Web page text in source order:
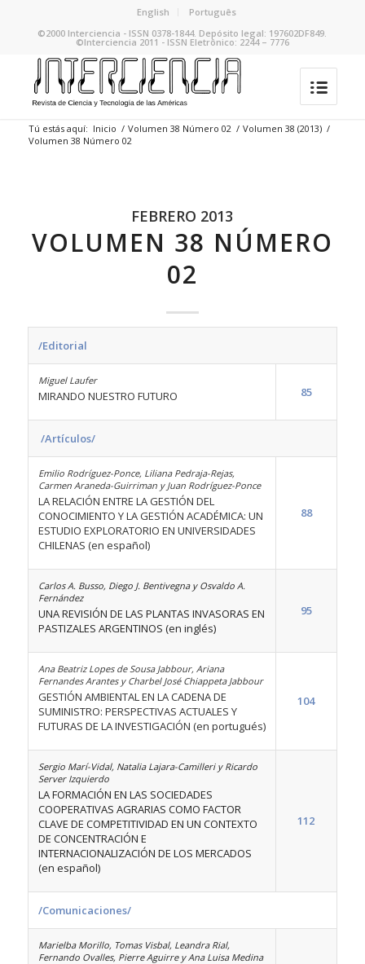
English
Português
©2000 Interciencia - ISSN 0378-1844. Depósito legal: 197602DF849.
©Interciencia 2011 - ISSN Eletrônico: 2244 – 7776
Tú estás aquí: Inicio / Volumen 38 Número 02 / Volumen 38 (2013) /
Volumen 38 Número 02
FEBRERO 2013
VOLUMEN 38 NÚMERO
02
/Editorial
Miguel Laufer
MIRANDO NUESTRO FUTURO 85
/Artículos/
Emilio Rodríguez-Ponce, Liliana Pedraja-Rejas,
Carmen Araneda-Guirriman y Juan Rodríguez-Ponce
LA RELACIÓN ENTRE LA GESTIÓN DEL
CONOCIMIENTO Y LA GESTIÓN ACADÉMICA: UN
ESTUDIO EXPLORATORIO EN UNIVERSIDADES
CHILENAS (en español)
88
Carlos A. Busso, Diego J. Bentivegna y Osvaldo A.
Fernández
UNA REVISIÓN DE LAS PLANTAS INVASORAS EN
PASTIZALES ARGENTINOS (en inglés)
95
Ana Beatriz Lopes de Sousa Jabbour, Ariana
Fernandes Arantes y Charbel José Chiappeta Jabbour
GESTIÓN AMBIENTAL EN LA CADENA DE
SUMINISTRO: PERSPECTIVAS ACTUALES Y
FUTURAS DE LA INVESTIGACIÓN (en portugués)
104
Sergio Marí-Vidal, Natalia Lajara-Camilleri y Ricardo
Server Izquierdo
LA FORMACIÓN EN LAS SOCIEDADES
COOPERATIVAS AGRARIAS COMO FACTOR
CLAVE DE COMPETITIVIDAD EN UN CONTEXTO
DE CONCENTRACIÓN E
INTERNACIONALIZACIÓN DE LOS MERCADOS
(en español)
112
/Comunicaciones/
Marielba Morillo, Tomas Visbal, Leandra Rial,
Fernando Ovalles, Pierre Aguirre y Ana Luisa Medina